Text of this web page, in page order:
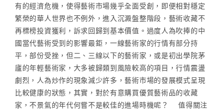
有的經濟危機，使得藝術市場幾乎全面受創，即便相對穩定
繁榮的華人世界也不例外，進入沉澱盤整階段，藝術收藏不
再標榜投資獲利，訴求回歸到基本價值。過度人為吹捧的中
國當代藝術受到的影響最鉅，一線藝術家的行情有部分持
平，部份受挫，但二、三線以下的藝術家，或是初出學院茅
廬的年輕藝術家，大多被歸類到風險較高的項目，行情震盪
劇烈，人為炒作的現象減少許多，藝術市場的發展模式呈現
比較健康的狀態，其實，對於有意購買優質藝術品的收藏
家，不景氣的年代何嘗不是較佳的進場時機呢？ 值得關注